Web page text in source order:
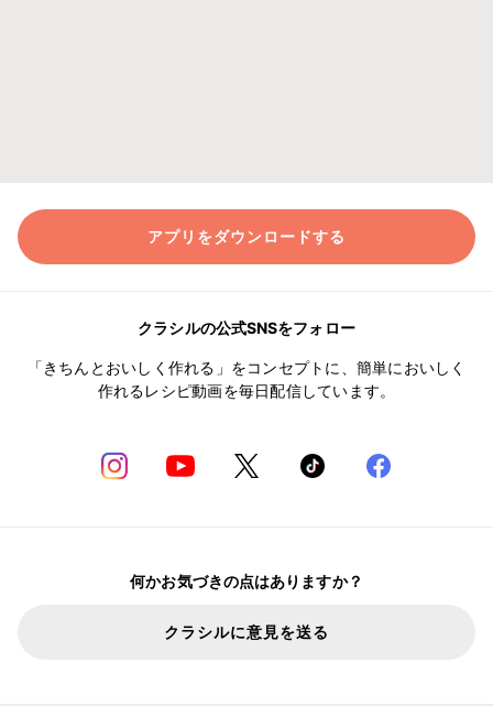
アプリをダウンロードする
クラシルの公式SNSをフォロー
「きちんとおいしく作れる」をコンセプトに、簡単においしく
作れるレシピ動画を毎日配信しています。
何かお気づきの点はありますか？
クラシルに意見を送る